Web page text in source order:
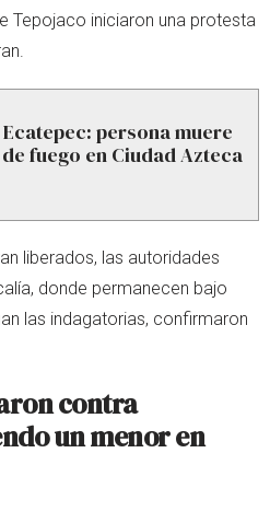
Tepojaco iniciaron una protesta
persona muere
fuego en Ciudad Azteca
liberados, las autoridades
donde permanecen bajo
las indagatorias, confirmaron
contra
un menor en